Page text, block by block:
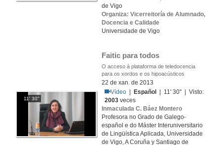
de Vigo
Organiza: Vicerreitoría de Alumnado,
Docencia e Calidade
Universidade de Vigo
11' 30''
Faitic para todos
O acceso á plataforma de teledocencia
para os xordos e os hipoacústicos
22 de xan. de 2013
Vídeo
Español
| 11' 30'' | Visto:
2003 veces
Inmaculada C. Báez Montero
Profesora no Grado de Galego-
español e do Máster Interuniversitario
de Lingüística Aplicada, Universidade
de Vigo, A Coruña y Santiago de